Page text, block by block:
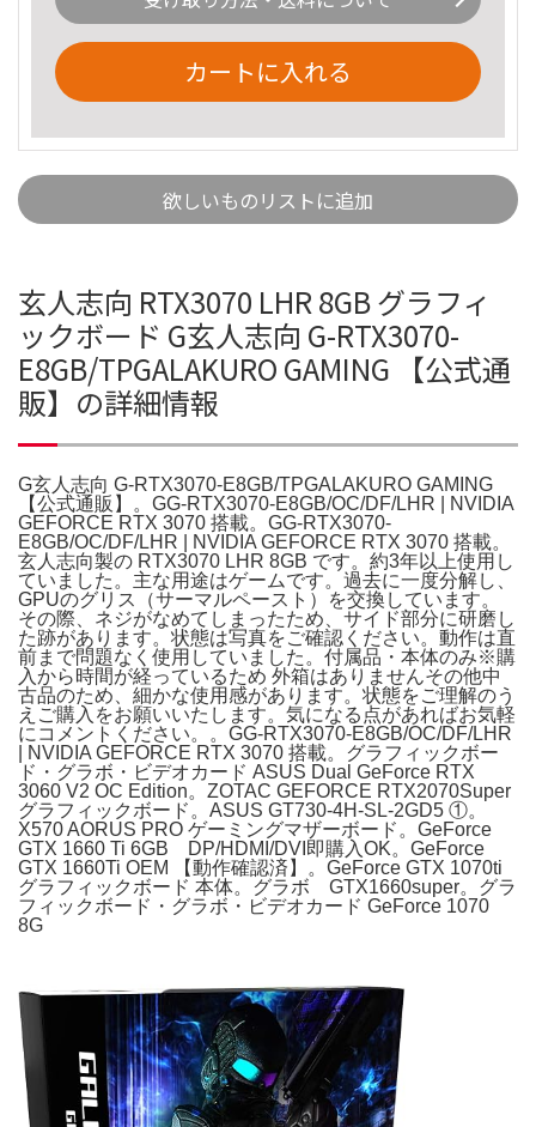
カートに入れる
欲しいものリストに追加
玄人志向 RTX3070 LHR 8GB グラフィ
ックボード G玄人志向 G-RTX3070-
E8GB/TPGALAKURO GAMING 【公式通
販】の詳細情報
G玄人志向 G-RTX3070-E8GB/TPGALAKURO GAMING
【公式通販】。GG-RTX3070-E8GB/OC/DF/LHR | NVIDIA
GEFORCE RTX 3070 搭載。GG-RTX3070-
E8GB/OC/DF/LHR | NVIDIA GEFORCE RTX 3070 搭載。
玄人志向製の RTX3070 LHR 8GB です。約3年以上使用し
ていました。主な用途はゲームです。過去に一度分解し、
GPUのグリス（サーマルペースト）を交換しています。
その際、ネジがなめてしまったため、サイド部分に研磨し
た跡があります。状態は写真をご確認ください。動作は直
前まで問題なく使用していました。付属品・本体のみ※購
入から時間が経っているため 外箱はありませんその他中
古品のため、細かな使用感があります。状態をご理解のう
えご購入をお願いいたします。気になる点があればお気軽
にコメントください。。GG-RTX3070-E8GB/OC/DF/LHR
| NVIDIA GEFORCE RTX 3070 搭載。グラフィックボー
ド・グラボ・ビデオカード ASUS Dual GeForce RTX
3060 V2 OC Edition。ZOTAC GEFORCE RTX2070Super
グラフィックボード。ASUS GT730-4H-SL-2GD5 ①。
X570 AORUS PRO ゲーミングマザーボード。GeForce
GTX 1660 Ti 6GB DP/HDMI/DVI即購入OK。GeForce
GTX 1660Ti OEM 【動作確認済】。GeForce GTX 1070ti
グラフィックボード 本体。グラボ GTX1660super。グラ
フィックボード・グラボ・ビデオカード GeForce 1070
8G